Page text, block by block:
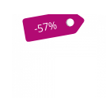
Brose
Tiare
-57%